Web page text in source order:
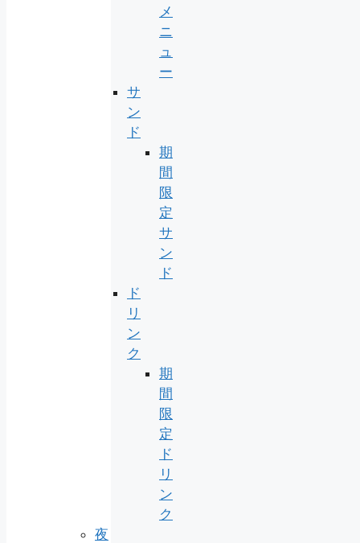
メ
ニ
ュ
ー
サ
ン
ド
期
間
限
定
サ
ン
ド
ド
リ
ン
ク
期
間
限
定
ド
リ
ン
ク
夜